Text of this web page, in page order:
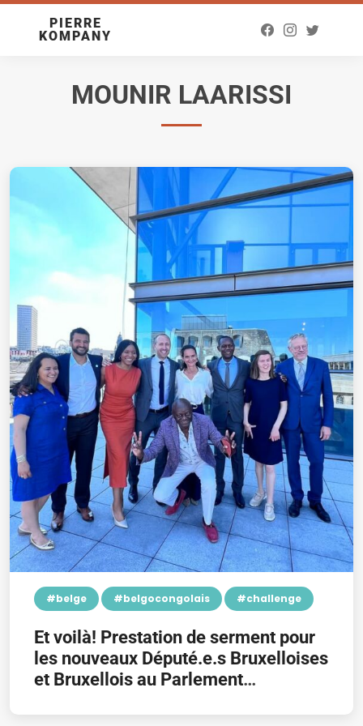
PIERRE
KOMPANY
MOUNIR LAARISSI
#belge #belgocongolais #challenge
Et voilà! Prestation de serment pour
les nouveaux Député.e.s Bruxelloises
et Bruxellois au Parlement
de fin!